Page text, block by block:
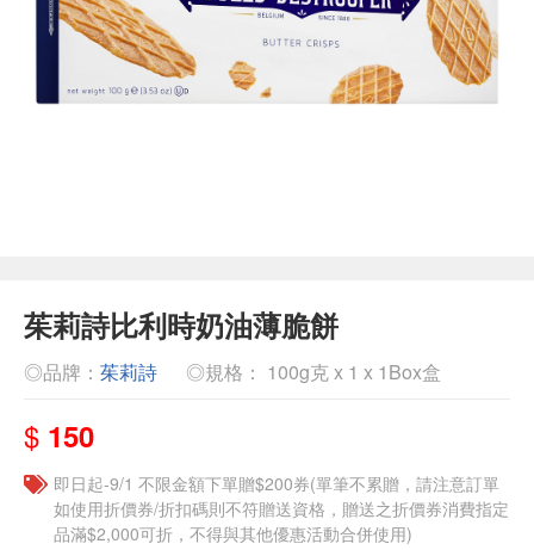
茱莉詩比利時奶油薄脆餅
◎品牌： 茱莉詩 ◎規格： 100g克 x 1 x 1Box盒
$ 150
即日起-9/1 不限金額下單贈$200券(單筆不累贈，請注意訂單
如使用折價券/折扣碼則不符贈送資格，贈送之折價券消費指定
品滿$2,000可折，不得與其他優惠活動合併使用)